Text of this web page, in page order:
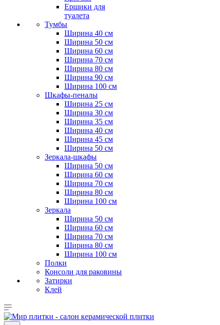
Ершики для
туалета
Тумбы
Ширина 40 см
Ширина 50 см
Ширина 60 см
Ширина 70 см
Ширина 80 см
Ширина 90 см
Ширина 100 см
Шкафы-пеналы
Ширина 25 см
Ширина 30 см
Ширина 35 см
Ширина 40 см
Ширина 45 см
Ширина 50 см
Зеркала-шкафы
Ширина 50 см
Ширина 60 см
Ширина 70 см
Ширина 80 см
Ширина 100 см
Зеркала
Ширина 50 см
Ширина 60 см
Ширина 70 см
Ширина 80 см
Ширина 100 см
Полки
Консоли для раковины
Затирки
Клей